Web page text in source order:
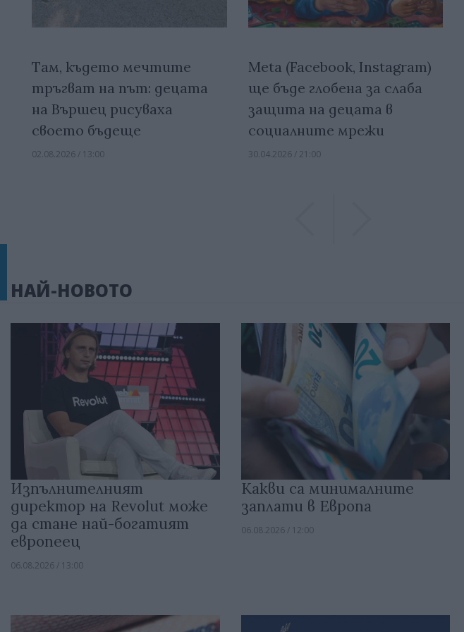
Там, където мечтите
тръгват на път: децата
на Вършец рисуваха
своето бъдеще
02.08.2026 / 13:00
Meta (Facebook, Instagram)
ще бъде глобена за слаба
защита на децата в
социалните мрежи
30.04.2026 / 21:00
НАЙ-НОВОТО
Изпълнителният
директор на Revolut може
да стане най-богатият
европеец
06.08.2026 / 13:00
Какви са минималните
заплати в Европа
06.08.2026 / 12:00